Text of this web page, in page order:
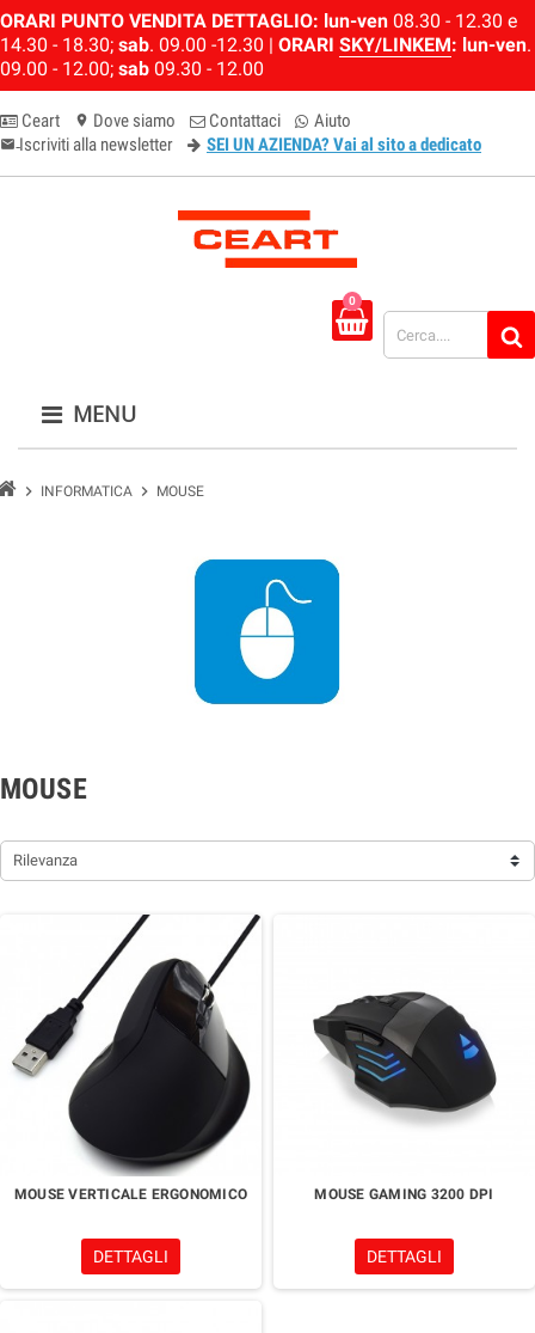
ORARI PUNTO VENDITA DETTAGLIO: lun-ven 08.30 - 12.30 e
14.30 - 18.30; sab. 09.00 -12.30 | ORARI SKY/LINKEM: lun-ven.
09.00 - 12.00; sab 09.30 - 12.00
Ceart location_on Dove siamo Contattaci Aiuto
email-newsletter
Iscriviti alla newsletter SEI UN AZIENDA? Vai al sito a dedicato
0
MENU
chevron_right INFORMATICA chevron_right MOUSE
MOUSE
Rilevanza
MOUSE VERTICALE ERGONOMICO
DETTAGLI
MOUSE GAMING 3200 DPI
DETTAGLI